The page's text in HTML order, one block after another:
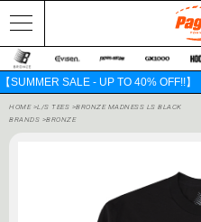
【SUMMER SALE - UP TO 40% OFF!!
HOME >L/S TEES >BRONZE MADNESS LS BLACK
BRANDS >BRONZE